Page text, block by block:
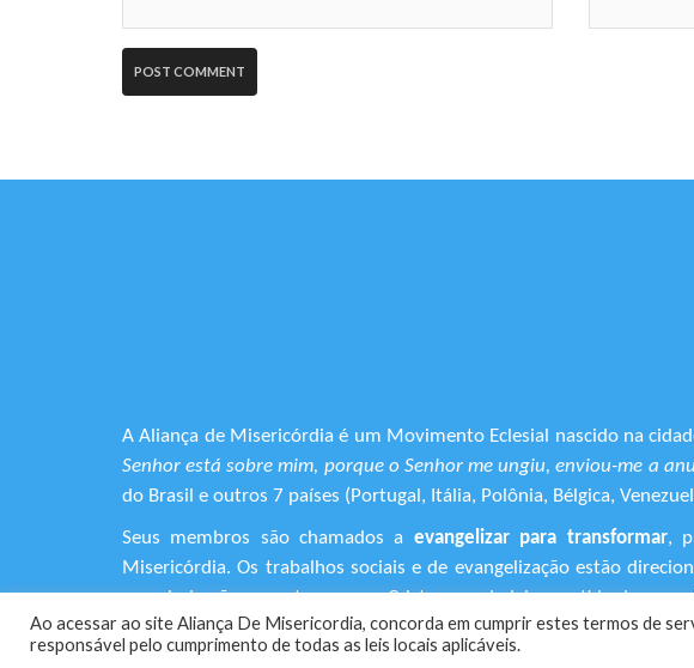
A Aliança de Misericórdia é um Movimento Eclesial nascido na
Senhor está sobre mim, porque o Senhor me ungiu, enviou-me a
do Brasil e outros 7 países (Portugal, Itália, Polônia, Bélgica,
Seus membros são chamados a evangelizar para transformar,
Misericórdia. Os trabalhos sociais e de evangelização estão
que ainda não encontraram em Cristo o verdadeiro sentido de suas
+55 (11) 3120-9191
Ao acessar ao site Aliança De Misericordia, concorda em cumprir estes termos de
responsável pelo cumprimento de todas as leis locais aplicáveis.